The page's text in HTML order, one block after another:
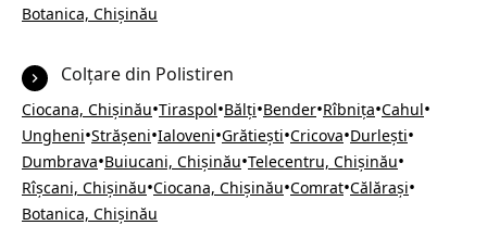
Botanica, Chișinău
Colțare din Polistiren
Ciocana, Chișinău•Tiraspol•Bălți•Bender•Rîbnița•Cahul•
Ungheni•Strășeni•Ialoveni•Grătiești•Cricova•Durlești•
Dumbrava•Buiucani, Chișinău•Telecentru, Chișinău•
Rîșcani, Chișinău•Ciocana, Chișinău•Comrat•Călărași•
Botanica, Chișinău